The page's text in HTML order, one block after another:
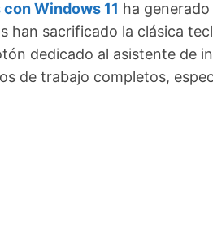
Windows 11 ha
han sacrificado la clásica
dedicado al asistente de
de trabajo completos,